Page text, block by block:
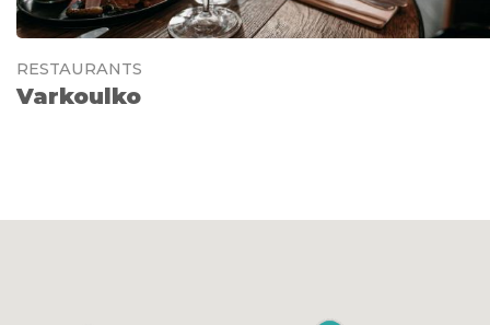
RESTAURANTS
Varkoulko